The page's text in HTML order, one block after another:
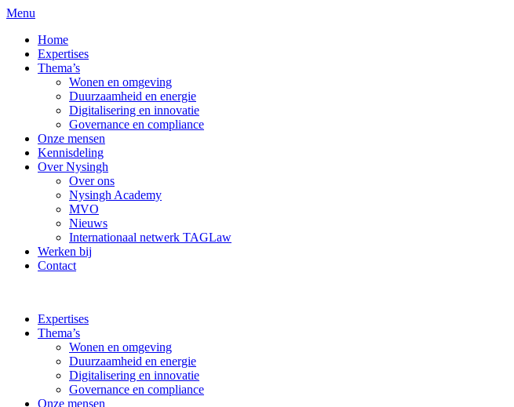
Menu
Home
Expertises
Thema’s
Wonen en omgeving
Duurzaamheid en energie
Digitalisering en innovatie
Governance en compliance
Onze mensen
Kennisdeling
Over Nysingh
Over ons
Nysingh Academy
MVO
Nieuws
Internationaal netwerk TAGLaw
Werken bij
Contact
Expertises
Thema’s
Wonen en omgeving
Duurzaamheid en energie
Digitalisering en innovatie
Governance en compliance
Onze mensen